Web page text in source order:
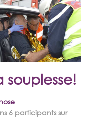
souplesse!
6 participants sur